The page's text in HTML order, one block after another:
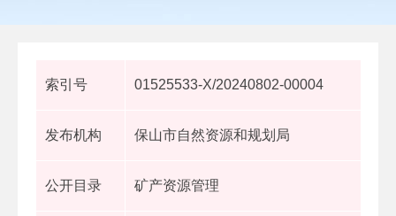
索引号 01525533-X/20240802-00004
发布机构 保山市自然资源和规划局
公开目录 矿产资源管理